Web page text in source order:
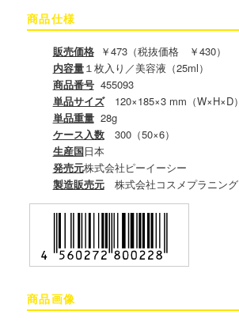
商品仕様
販売価格￥473（税抜価格 ￥430）
内容量１枚入り／美容液（25ml）
商品番号455093
単品サイズ120×185×3 mm（W×H×D）
単品重量28g
ケース入数300（50×6）
生産国日本
発売元株式会社ピーイーシー
製造販売元株式会社コスメプラニング
商品画像